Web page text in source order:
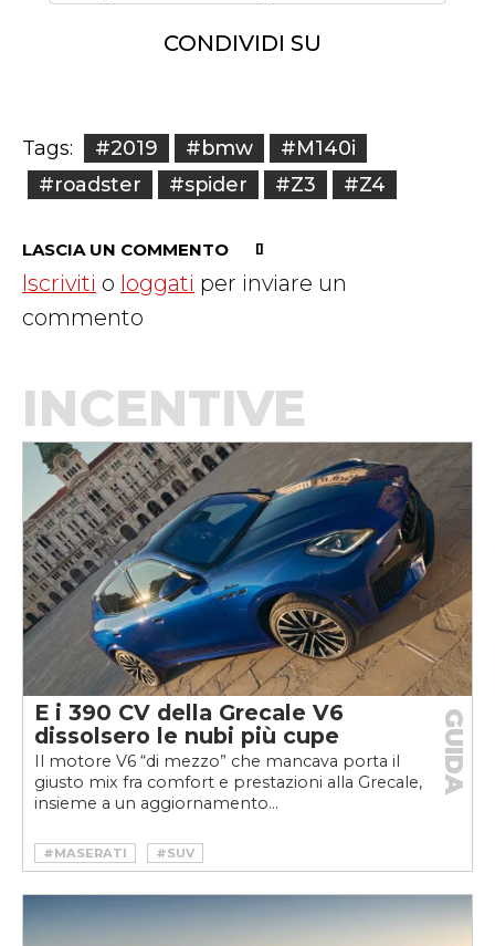
CONDIVIDI SU
Tags: #2019 #bmw
#M140i
#roadster
#spider #Z3 #Z4
LASCIA UN COMMENTO
Iscriviti o loggati per inviare un
commento
INCENTIVE
E i 390 CV della Grecale V6
dissolsero le nubi più cupe
Il motore V6 “di mezzo” che mancava porta il
giusto mix fra comfort e prestazioni alla Grecale,
insieme a un aggiornamento...
GUIDA
#MASERATI #SUV